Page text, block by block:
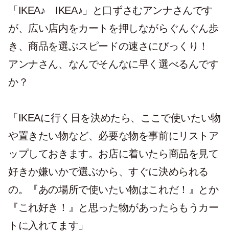
「IKEA♪ IKEA♪」と口ずさむアンナさんです
が、広い店内をカートを押しながらぐんぐん歩
き、商品を選ぶスピードの速さにびっくり！
アンナさん、なんでそんなに早く選べるんです
か？
「IKEAに行く日を決めたら、ここで使いたい物
や置きたい物など、必要な物を事前にリストア
ップしておきます。お店に着いたら商品を見て
好きか嫌いかで選ぶから、すぐに決められる
の。『あの場所で使いたい物はこれだ！』とか
『これ好き！』と思った物があったらもうカー
トに入れてます」